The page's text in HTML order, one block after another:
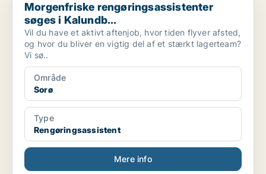
Morgenfriske rengøringsassistenter
søges i Kalundb...
Vil du have et aktivt aftenjob, hvor tiden flyver afsted,
og hvor du bliver en vigtig del af et stærkt lagerteam?
Vi sø..
Område
Sorø
Type
Rengøringsassistent
Mere info